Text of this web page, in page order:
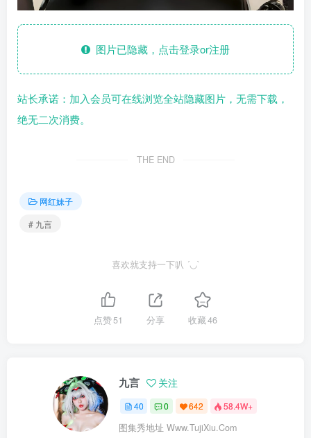
图片已隐藏，点击登录or注册
站长承诺：加入会员可在线浏览全站隐藏图片，无需下载，
绝无二次消费。
THE END
网红妹子
# 九言
喜欢就支持一下叭 ´◡`
点赞51 分享 收藏46
九言 关注
40 0 642 58.4W+
图集秀地址 Www.TujiXiu.Com